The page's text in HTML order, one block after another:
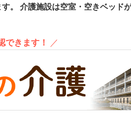
。
介護施設は空室・空きベッド
できます！ ／